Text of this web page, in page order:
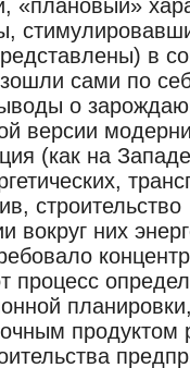
«плановый»
в
сами по
о
версии
(как на
строительство
вокруг них
процесс
продуктом